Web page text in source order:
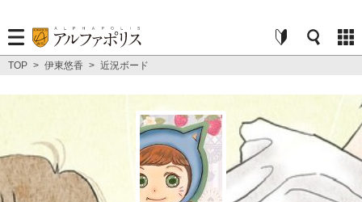
TOP > 伊東悠香 > 近況ボード